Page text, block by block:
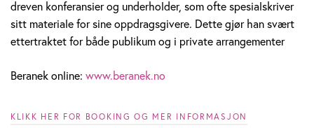
dreven konferansier og underholder, som ofte spesialskriver
sitt materiale for sine oppdragsgivere. Dette gjør han svært
ettertraktet for både publikum og i private arrangementer
Beranek online: www.beranek.no
KLIKK HER FOR BOOKING OG MER INFORMASJON